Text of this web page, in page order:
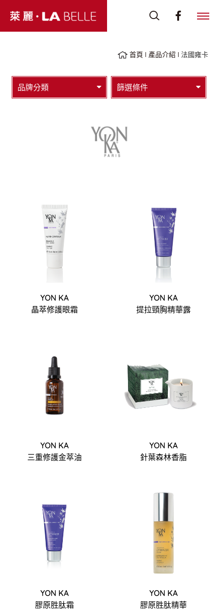
首頁 產品介紹 法國雍卡
品牌分類 篩選條件
YON KA
晶萃修護眼霜
YON KA
提拉頸胸精華露
YON KA
三重修護金萃油
YON KA
針葉森林香脂
YON KA
膠原胜肽霜
YON KA
膠原胜肽精華